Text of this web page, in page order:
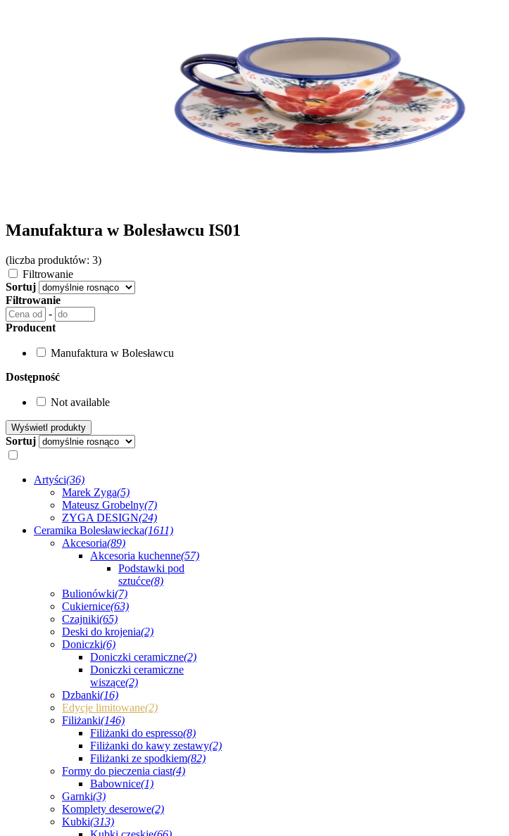
Manufaktura w Bolesławcu IS01
(liczba produktów: 3)
Filtrowanie
Sortuj
Filtrowanie
-
Producent
Manufaktura w Bolesławcu
Dostępność
Not available
Sortuj
Artyści(36)
Marek Zyga(5)
Mateusz Grobelny(7)
ZYGA DESIGN(24)
Ceramika Bolesławiecka(1611)
Akcesoria(89)
Akcesoria kuchenne(57)
Podstawki pod
sztućce(8)
Bulionówki(7)
Cukiernice(63)
Czajniki(65)
Deski do krojenia(2)
Doniczki(6)
Doniczki ceramiczne(2)
Doniczki ceramiczne
wiszące(2)
Dzbanki(16)
Edycje limitowane(2)
Filiżanki(146)
Filiżanki do espresso(8)
Filiżanki do kawy zestawy(2)
Filiżanki ze spodkiem(82)
Formy do pieczenia ciast(4)
Babownice(1)
Garnki(3)
Komplety deserowe(2)
Kubki(313)